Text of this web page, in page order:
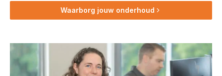
Waarborg jouw onderhoud